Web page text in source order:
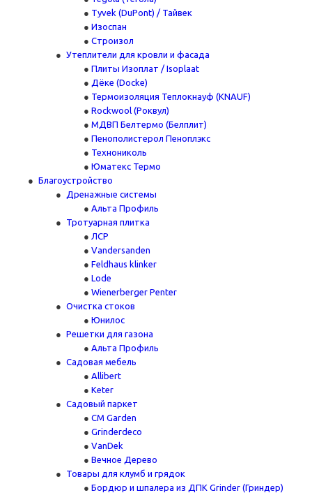
Tyvek (DuPont) / Тайвек
Изоспан
Строизол
Утеплители для кровли и фасада
Плиты Изоплат / Isoplaat
Дёке (Docke)
Термоизоляция Теплокнауф (KNAUF)
Rockwool (Роквул)
МДВП Белтермо (Белплит)
Пенополистерол Пеноплэкс
Технониколь
Юматекс Термо
Благоустройство
Дренажные системы
Альта Профиль
Тротуарная плитка
ЛСР
Vandersanden
Feldhaus klinker
Lode
Wienerberger Penter
Очистка стоков
Юнилос
Решетки для газона
Альта Профиль
Садовая мебель
Allibert
Keter
Садовый паркет
CM Garden
Grinderdeco
VanDek
Вечное Дерево
Товары для клумб и грядок
Бордюр и шпалера из ДПК Grinder (Гриндер)